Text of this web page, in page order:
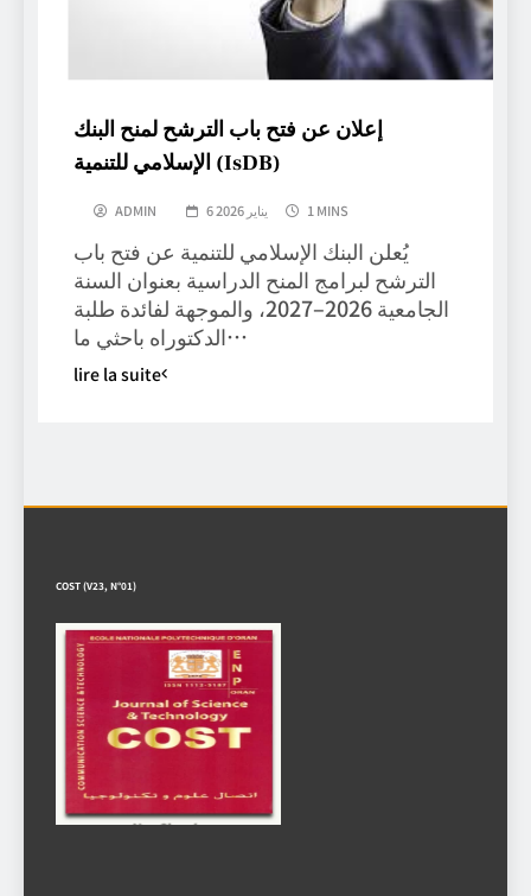
إعلان عن فتح باب الترشح لمنح البنك
الإسلامي للتنمية (IsDB)
ADMIN 6 يناير 2026 1 MINS
يُعلن البنك الإسلامي للتنمية عن فتح باب
الترشح لبرامج المنح الدراسية بعنوان السنة
الجامعية 2026–2027، والموجهة لفائدة طلبة
الدكتوراه باحثي ما…
lire la suite
COST (V23, N°01)